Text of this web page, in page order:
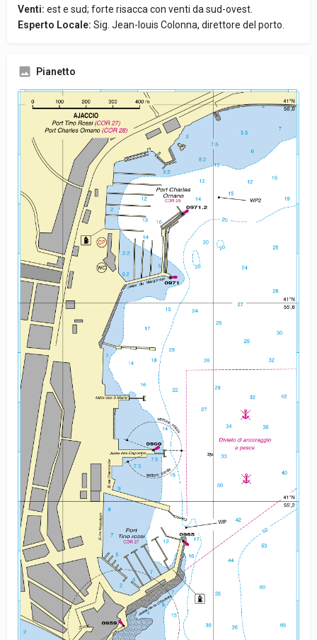
Venti: est e sud; forte risacca con venti da sud-ovest.
Esperto Locale: Sig. Jean-louis Colonna, direttore del porto.
Pianetto